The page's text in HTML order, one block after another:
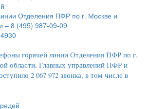
Отделения ПФР по г. Москве и
– 8 (495) 987-09-09
4930
горячей линии Отделения ПФР по г.
области, Главных управлений ПФР и
2 067 972 звонка, в том числе в